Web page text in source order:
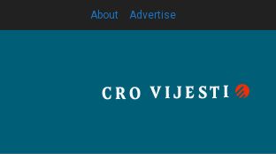
About Advertise